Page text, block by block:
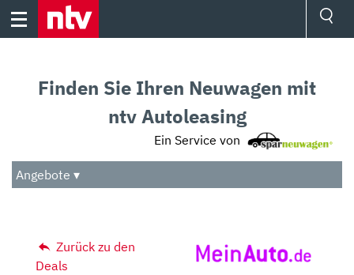
Skip
Audio
Das Beste
Finden Sie Ihren Neuwagen mit
ntv Autoleasing
Ein Service von
Angebote ▾
Zurück zu den
Deals